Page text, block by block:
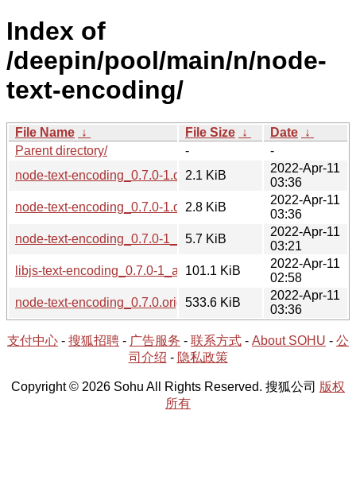
Index of
/deepin/pool/main/n/node-
text-encoding/
File Name ↓ File Size ↓ Date ↓
Parent directory/
-
-
node-text-encoding_0.7.0-1.dsc2.1 KiB
2022-Apr-11
03:36
node-text-encoding_0.7.0-1.debian.tar.xz
2.8 KiB
2022-Apr-11
03:36
node-text-encoding_0.7.0-1_all.deb
5.7 KiB
2022-Apr-11
03:21
libjs-text-encoding_0.7.0-1_all.deb101.1 KiB
2022-Apr-11
02:58
node-text-encoding_0.7.0.orig.tar.gz
533.6 KiB
2022-Apr-11
03:36
支付中心 - 搜狐招聘 - 广告服务 - 联系方式 - About SOHU - 公
司介绍 - 隐私政策
Copyright © 2026 Sohu All Rights Reserved. 搜狐公司 版权
所有